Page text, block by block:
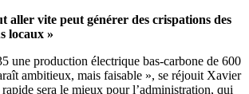
aller vite peut générer des crispations des
locaux »
une production électrique bas-carbone de 600
ambitieux, mais faisable », se réjouit Xavier
sera le mieux pour l’administration, qui